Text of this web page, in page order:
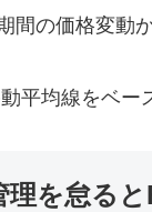
間の価格変動
平均線をベー
理を怠る